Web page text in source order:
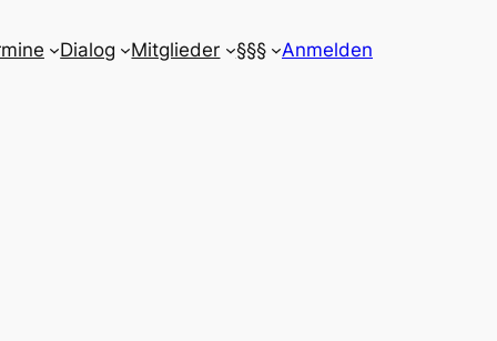
Dialog Mitglieder §§§ Anmelden